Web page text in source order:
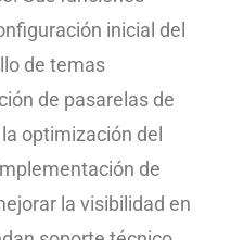
inicial del
de temas
de pasarelas de
optimización del
de
la visibilidad en